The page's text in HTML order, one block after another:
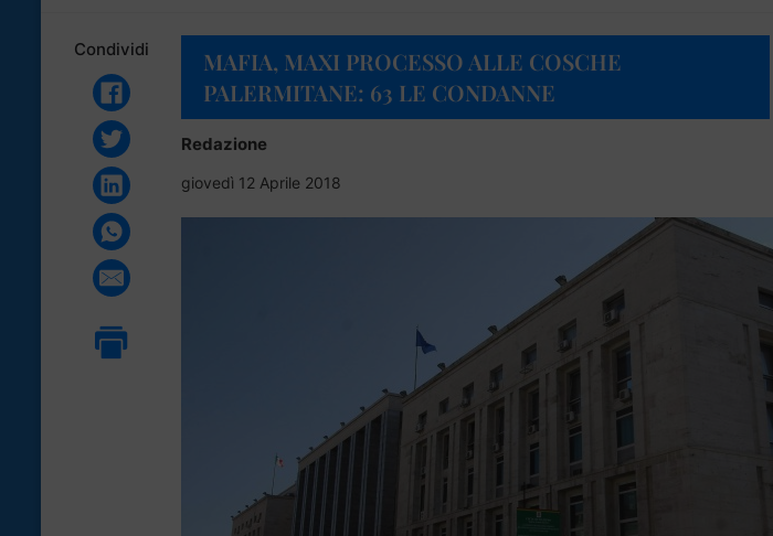
Condividi
MAFIA, MAXI PROCESSO ALLE COSCHE
PALERMITANE: 63 LE CONDANNE
Redazione
giovedì 12 Aprile 2018